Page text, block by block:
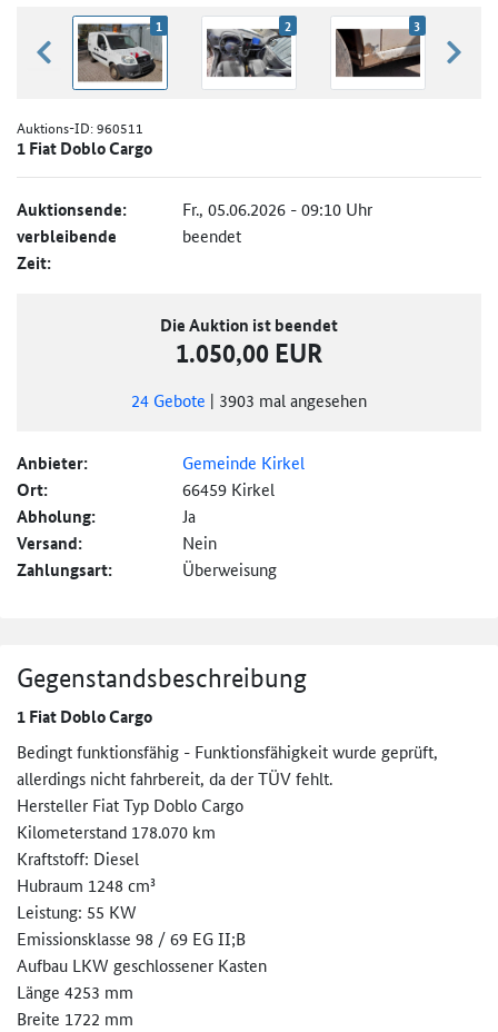
zurück blättern
1 2 3
Auktions-ID:960511
1 Fiat Doblo Cargo
Auktionsende: Fr., 05.06.2026 - 09:10 Uhr
verbleibende
Zeit:
beendet
Die Auktion ist beendet
1.050,00 EUR
24 Gebote | 3903 mal angesehen
Anbieter: Gemeinde Kirkel
Ort: 66459 Kirkel
Abholung: Ja
Versand: Nein
Zahlungsart: Überweisung
Gegenstandsbeschreibung
1 Fiat Doblo Cargo
Bedingt funktionsfähig - Funktionsfähigkeit wurde geprüft,
allerdings nicht fahrbereit, da der TÜV fehlt.
Hersteller Fiat Typ Doblo Cargo
Kilometerstand 178.070 km
Kraftstoff: Diesel
Hubraum 1248 cm³
Leistung: 55 KW
Emissionsklasse 98 / 69 EG II;B
Aufbau LKW geschlossener Kasten
Länge 4253 mm
Breite 1722 mm